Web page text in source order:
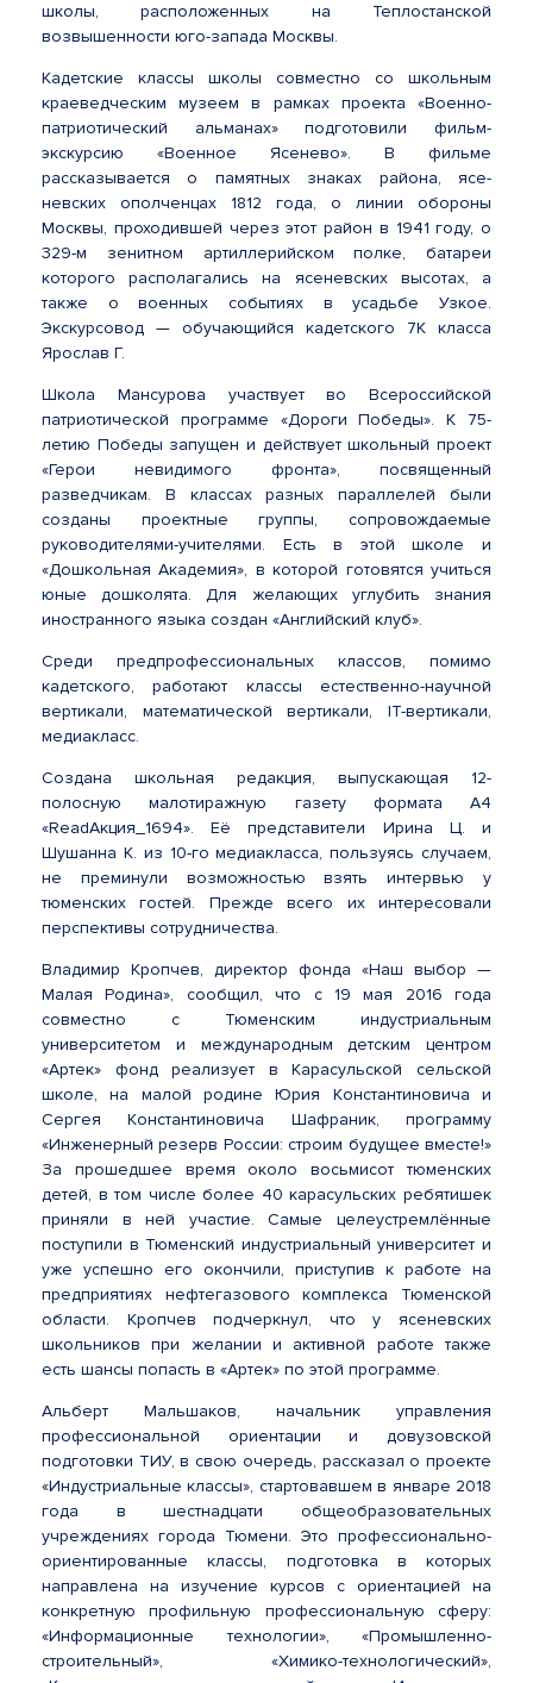
школы, расположенных на Теплостанской
возвышенности юго-запада Москвы.
Кадетские классы школы совместно со школьным
краеведческим музеем в рамках проекта «Военно-
патриотический альманах» подготовили фильм-
экскурсию «Военное Ясенево». В фильме
рассказывается о памятных знаках района, ясе-
невских ополченцах 1812 года, о линии обороны
Москвы, проходившей через этот район в 1941 году, о
329-м зенитном артиллерийском полке, батареи
которого располагались на ясеневских высотах, а
также о военных событиях в усадьбе Узкое.
Экскурсовод — обучающийся кадетского 7К класса
Ярослав Г.
Школа Мансурова участвует во Всероссийской
патриотической программе «Дороги Победы». К 75-
летию Победы запущен и действует школьный проект
«Герои невидимого фронта», посвященный
разведчикам. В классах разных параллелей были
созданы проектные группы, сопровождаемые
руководителями-учителями. Есть в этой школе и
«Дошкольная Академия», в которой готовятся учиться
юные дошколята. Для желающих углубить знания
иностранного языка создан «Английский клуб».
Среди предпрофессиональных классов, помимо
кадетского, работают классы естественно-научной
вертикали, математической вертикали, IT-вертикали,
медиакласс.
Создана школьная редакция, выпускающая 12-
полосную малотиражную газету формата А4
«ReadАкция_1694». Её представители Ирина Ц. и
Шушанна К. из 10-го медиакласса, пользуясь случаем,
не преминули возможностью взять интервью у
тюменских гостей. Прежде всего их интересовали
перспективы сотрудничества.
Владимир Кропчев, директор фонда «Наш выбор —
Малая Родина», сообщил, что с 19 мая 2016 года
совместно с Тюменским индустриальным
университетом и международным детским центром
«Артек» фонд реализует в Карасульской сельской
школе, на малой родине Юрия Константиновича и
Сергея Константиновича Шафраник, программу
«Инженерный резерв России: строим будущее вместе!»
За прошедшее время около восьмисот тюменских
детей, в том числе более 40 карасульских ребятишек
приняли в ней участие. Самые целеустремлённые
поступили в Тюменский индустриальный университет и
уже успешно его окончили, приступив к работе на
предприятиях нефтегазового комплекса Тюменской
области. Кропчев подчеркнул, что у ясеневских
школьников при желании и активной работе также
есть шансы попасть в «Артек» по этой программе.
Альберт Мальшаков, начальник управления
профессиональной ориентации и довузовской
подготовки ТИУ, в свою очередь, рассказал о проекте
«Индустриальные классы», стартовавшем в январе 2018
года в шестнадцати общеобразовательных
учреждениях города Тюмени. Это профессионально-
ориентированные классы, подготовка в которых
направлена на изучение курсов с ориентацией на
конкретную профильную профессиональную сферу:
«Информационные технологии», «Промышленно-
строительный», «Химико-технологический»,